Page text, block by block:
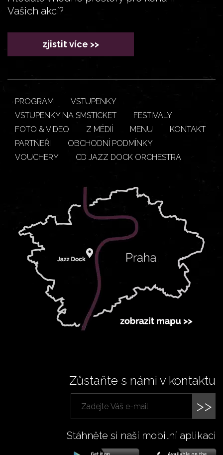
Vašich akcí?
zjistit více >>
PROGRAM
VSTUPENKY
VSTUPENKY NA SMSTICKET
FESTIVALY
FOTO & VIDEO
Z MÉDIÍ MENU
KONTAKT
PARTNEŘI
OBCHODNÍ PODMÍNKY
VOUCHERY
CD JAZZ DOCK ORCHESTRA
Zůstaňte s námi v kontaktu
>>
Stáhněte si naší mobilní aplikaci